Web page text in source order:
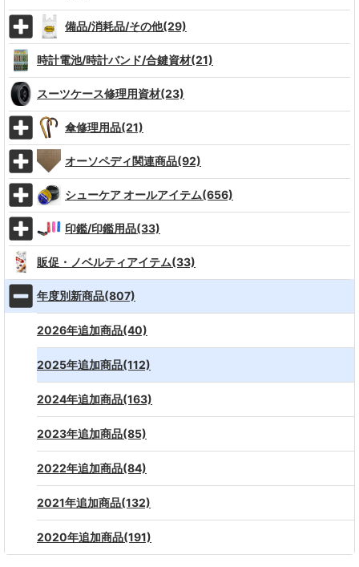
備品/消耗品/その他(29)
時計電池/時計バンド/合鍵資材(21)
スーツケース修理用資材(23)
傘修理用品(21)
オーソペディ関連商品(92)
シューケア オールアイテム(656)
印鑑/印鑑用品(33)
販促・ノベルティアイテム(33)
年度別新商品(807)
2026年追加商品(40)
2025年追加商品(112)
2024年追加商品(163)
2023年追加商品(85)
2022年追加商品(84)
2021年追加商品(132)
2020年追加商品(191)